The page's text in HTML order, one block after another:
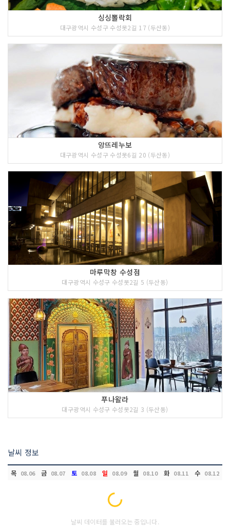
싱싱뽈락회
대구광역시 수성구 수성못2길 17 (두산동)
앙뜨레누보
대구광역시 수성구 수성못6길 20 (두산동)
마루막창 수성점
대구광역시 수성구 수성못2길 5 (두산동)
푸나왈라
대구광역시 수성구 수성못2길 3 (두산동)
날씨 정보
목 08.06 금 08.07 토 08.08 일 08.09 월 08.10 화 08.11 수 08.12
Loading...
날씨 데이터를 불러오는 중입니다.